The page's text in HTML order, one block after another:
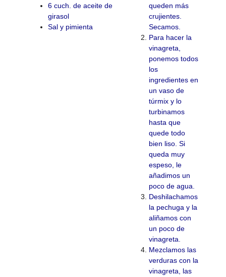
6 cuch. de aceite de
girasol
Sal y pimienta
queden más
crujientes.
Secamos.
Para hacer la
vinagreta,
ponemos todos
los
ingredientes en
un vaso de
túrmix y lo
turbinamos
hasta que
quede todo
bien liso. Si
queda muy
espeso, le
añadimos un
poco de agua.
Deshilachamos
la pechuga y la
aliñamos con
un poco de
vinagreta.
Mezclamos las
verduras con la
vinagreta, las